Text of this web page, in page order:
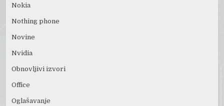
Nokia
Nothing phone
Novine
Nvidia
Obnovljivi izvori
Office
Oglašavanje